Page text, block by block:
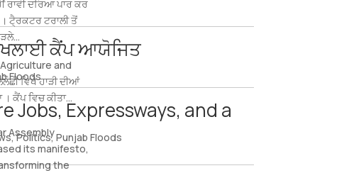
ਰਾਵੀ ਦਰਿਆ ਪਾਰ ਕਰ
ਟੈ੍ਰਕਟਰ ਟਰਾਲੀ ਤੋਂ
ਕੈਂਪ ਆਯੋਜਿਤ
Floods
and
ਵਿਖੇ ਹਾੜੀ ਦੀਆਂ
ਕੈਂਪ ਵਿਚ ਕੀਤਾ...
Jobs, Expressways, and a
,Politics,Punjab Floods
Assembly
its manifesto,
the